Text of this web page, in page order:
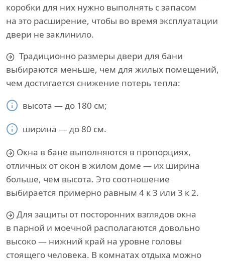
коробки для них нужно выполнять с запасом
на это расширение, чтобы во время эксплуатации
двери не заклинило.
Традиционно размеры двери для бани
выбираются меньше, чем для жилых помещений,
чем достигается снижение потерь тепла:
высота — до 180 см;
ширина — до 80 см.
Окна в бане выполняются в пропорциях,
отличных от окон в жилом доме — их ширина
больше, чем высота. Это соотношение
выбирается примерно равным 4 к 3 или 3 к 2.
Для защиты от посторонних взглядов окна
в парной и моечной располагаются довольно
высоко — нижний край на уровне головы
стоящего человека. В комнатах отдыха можно